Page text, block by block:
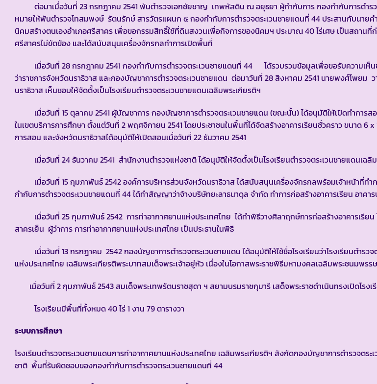
ต่อมาเมื่อวันที่ 23 กรกฎาคม 2541 พันตำรวจเอกชัยชาญ เทพหัสดิน ณ อยุธยา ผู้กำกับการ กองกำกับการตำรว
หมายให้พันตำรวจโทสมพงษ์ รัตนรักษ์ สารวัตรแผนก ๕ กองกำกับการตำรวจตระเวนชายแดนที่ 44 ประสานกับนา
นิคมสร้างตนเองอำเภอศรีสาคร เพื่อขอกรรมสิทธิ์ใช้ที่ดินสงวนเพื่อกิจการของนิคมฯ ประมาณ 40 ไร่เศษ เป็นสถานที่
ศรีสาครไม่ขัดข้อง และได้สนับสนุนเครื่องจักรกลทำการเปิดพื้นที่
เมื่อวันที่ 28 กรกฎาคม 2541 กองกำกับการตำรวจตระเวนชายแดนที่ 44 ได้รวบรวมข้อมูลเพื่อขอรับความเห็น
ว่าราชการจังหวัดนราธิวาส และกองบัญชาการตำรวจตระเวนชายแดน ต่อมาวันที่ 28 สิงหาคม 2541 นายพงศ์โพยม
นราธิวาส เห็นชอบให้จัดตั้งเป็นโรงเรียนตำรวจตระเวนชายแดนเฉลิมพระเกียรติฯ
เมื่อวันที่ 15 ตุลาคม 2541 ผู้บัญชาการ กองบัญชาการตำรวจตระเวนชายแดน (ขณะนั้น) ได้อนุมัติให้เปิดทำการส
ในเขตบริการการศึกษา ตั้งแต่วันที่ 2 พฤศจิกายน 2541 โดยประชาชนในพื้นที่ได้จัดสร้างอาคารเรียนชั่วคราว ขนาด 6 x
การสอน และจังหวัดนราธิวาสได้อนุมัติให้เปิดสอนเมื่อวันที่ 22 ธันวาคม 2541
เมื่อวันที่ 24 ธันวาคม 2541 สำนักงานตำรวจแห่งชาติ ได้อนุมัติให้จัดตั้งเป็นโรงเรียนตำรวจตระเวนชายแดนเฉลิ
เมื่อวันที่ 15 กุมภาพันธ์ 2542 องค์การบริหารส่วนจังหวัดนราธิวาส ได้สนับสนุนเครื่องจักรกลพร้อมเจ้าหน้าที่ทำ
กำกับการตำรวจตระเวนชายแดนที่ 44 ได้ทำสัญญาว่าจ้างบริษัทยะลาธนาดุล จำกัด ทำการก่อสร้างอาคารเรียน อาคาร
เมื่อวันที่ 25 กุมภาพันธ์ 2542 การท่าอากาศยานแห่งประเทศไทย ได้ทำพิธีวางศิลาฤกษ์การก่อสร้างอาคารเรีย
สาครเย็น ผู้ว่าการ การท่าอากาศยานแห่งประเทศไทย เป็นประธานในพิธี
เมื่อวันที่ 13 กรกฎาคม 2542 กองบัญชาการตำรวจตระเวนชายแดน ได้อนุมัติให้ใช้ชื่อโรงเรียนว่าโรงเรียนตำรวจ
แห่งประเทศไทย เฉลิมพระเกียรติพระบาทสมเด็จพระเจ้าอยู่หัว เนื่องในโอกาสพระราชพิธีมหามงคลเฉลิมพระชนมพรร
เมื่อวันที่ 2 กุมภาพันธ์ 2543 สมเด็จพระเทพรัตนราชสุดา ฯ สยามบรมราชกุมารี เสด็จพระราชดำเนินทรงเปิดโรงเ
โรงเรียนมีพื้นที่ทั้งหมด 40 ไร่ 1 งาน 79 ตารางวา
ระบบการศึกษา
โรงเรียนตำรวจตระเวนชายแดนการท่าอากาศยานแห่งประเทศไทย เฉลิมพระเกียรติฯ สังกัดกองบัญชาการตำรวจตร
ชาติ พื้นที่รับผิดชอบของกองกำกับการตำรวจตระเวนชายแดนที่ 44